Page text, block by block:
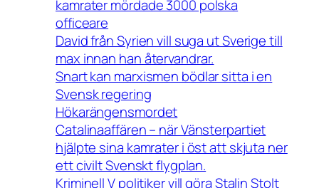
kamrater mördade 3000 polska
officeare
David från Syrien vill suga ut Sverige till
max innan han återvandrar.
Snart kan marxismen bödlar sitta i en
Svensk regering
Hökarängensmordet
Catalinaaffären – när Vänsterpartiet
hjälpte sina kamrater i öst att skjuta ner
ett civilt Svenskt flygplan.
Kriminell V politiker vill göra Stalin Stolt